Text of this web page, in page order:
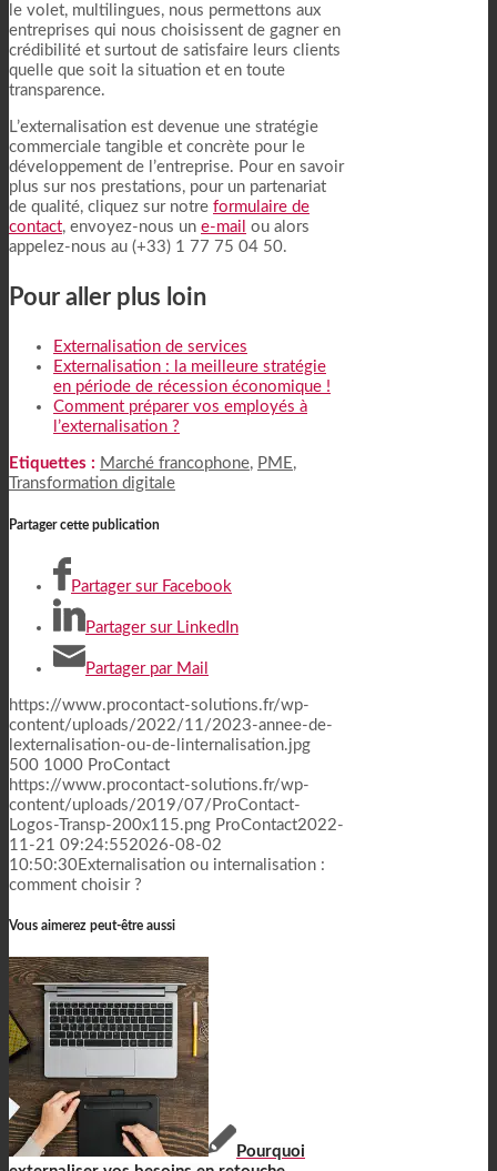
le volet, multilingues, nous permettons aux
entreprises qui nous choisissent de gagner en
crédibilité et surtout de satisfaire leurs clients
quelle que soit la situation et en toute
transparence.
L’externalisation est devenue une stratégie
commerciale tangible et concrète pour le
développement de l’entreprise. Pour en savoir
plus sur nos prestations, pour un partenariat
de qualité, cliquez sur notre formulaire de
contact, envoyez-nous un e-mail ou alors
appelez-nous au (+33) 1 77 75 04 50.
Pour aller plus loin
Externalisation de services
Externalisation : la meilleure stratégie
en période de récession économique !
Comment préparer vos employés à
l’externalisation ?
Etiquettes : Marché francophone, PME ,
Transformation digitale
Partager cette publication
Partager sur Facebook
Partager sur LinkedIn
Partager par Mail
https://www.procontact-solutions.fr/wp-
content/uploads/2022/11/2023-annee-de-
lexternalisation-ou-de-linternalisation.jpg
500 1000 ProContact
https://www.procontact-solutions.fr/wp-
content/uploads/2019/07/ProContact-
Logos-Transp-200x115.png ProContact2022-
11-21 09:24:552026-08-02
10:50:30Externalisation ou internalisation :
comment choisir ?
Vous aimerez peut-être aussi
Pourquoi